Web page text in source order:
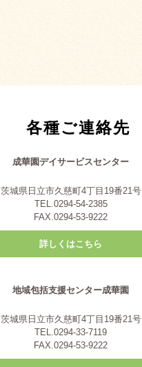
各種ご連絡先
成華園デイサービスセンター
茨城県日立市久慈町4丁目19番21号
TEL.0294-54-2385
FAX.0294-53-9222
詳しくはこちら
地域包括支援センター成華園
茨城県日立市久慈町4丁目19番21号
TEL.0294-33-7119
FAX.0294-53-9222